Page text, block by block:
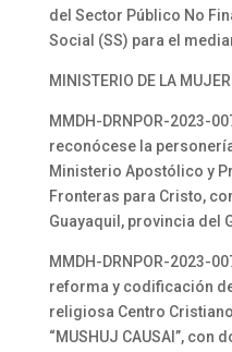
del Sector Público No
Social (SS) para el
MINISTERIO DE LA
MMDH-DRNPOR-2023-
reconócese la
Ministerio Apostólico y
Fronteras para Cristo,
Guayaquil, provincia del
MMDH-DRNPOR-2023-
reforma y codificación
religiosa Centro
“MUSHUJ CAUSAI”, con